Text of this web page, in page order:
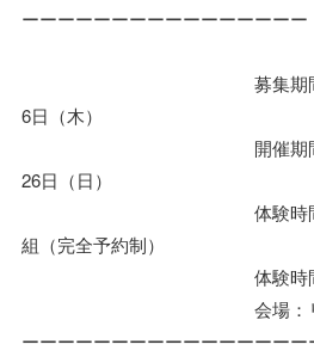
ーーーーーーーーーーーーーーーー
～イベン
募集期間：7月7日
6日（木）
開催期間：7月18
26日（日）
体験時間：各日
組（完全予約制）
体験時間の目安
会場：リホーム
ーーーーーーーーーーーーーーー